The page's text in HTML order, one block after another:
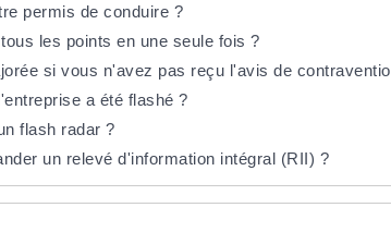
permis de conduire ?
les points en une seule fois ?
si vous n'avez pas reçu l'avis de
a été flashé ?
flash radar ?
un relevé d'information intégral (RII) ?